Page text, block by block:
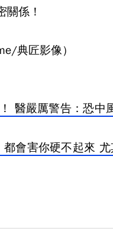
關係！
典匠影像）
醫嚴厲警告：恐中
會害你硬不起來